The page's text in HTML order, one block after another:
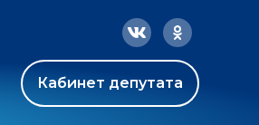
Кабинет депутата